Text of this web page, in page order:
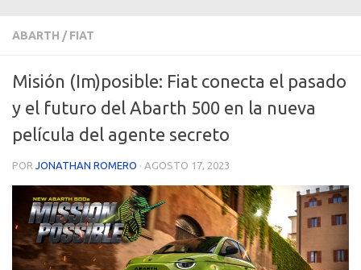
ABARTH / FIAT
Misión (Im)posible: Fiat conecta el pasado
y el futuro del Abarth 500 en la nueva
película del agente secreto
POR JONATHAN ROMERO · AGOSTO 17, 2023